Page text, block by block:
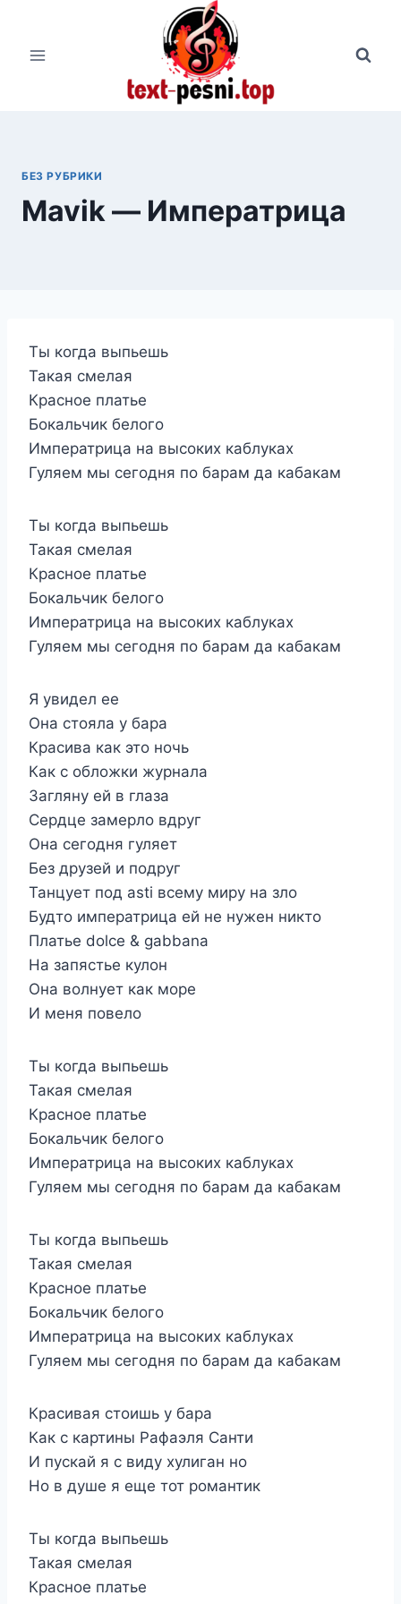
содержимому
БЕЗ РУБРИКИ
Mavik — Императрица
Ты когда выпьешь
Такая смелая
Красное платье
Бокальчик белого
Императрица на высоких каблуках
Гуляем мы сегодня по барам да кабакам
Ты когда выпьешь
Такая смелая
Красное платье
Бокальчик белого
Императрица на высоких каблуках
Гуляем мы сегодня по барам да кабакам
Я увидел ее
Она стояла у бара
Красива как это ночь
Как с обложки журнала
Загляну ей в глаза
Сердце замерло вдруг
Она сегодня гуляет
Без друзей и подруг
Танцует под asti всему миру на зло
Будто императрица ей не нужен никто
Платье dolce & gabbana
На запястье кулон
Она волнует как море
И меня повело
Ты когда выпьешь
Такая смелая
Красное платье
Бокальчик белого
Императрица на высоких каблуках
Гуляем мы сегодня по барам да кабакам
Ты когда выпьешь
Такая смелая
Красное платье
Бокальчик белого
Императрица на высоких каблуках
Гуляем мы сегодня по барам да кабакам
Красивая стоишь у бара
Как с картины Рафаэля Санти
И пускай я с виду хулиган но
Но в душе я еще тот романтик
Ты когда выпьешь
Такая смелая
Красное платье